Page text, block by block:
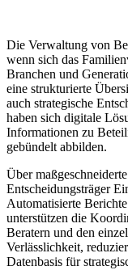
Die Verwaltung von
wenn sich das
Branchen und
eine strukturierte
auch strategische
haben sich digitale
Informationen zu
gebündelt abbilden.
Über
Entscheidungsträger
Automatisierte
unterstützen die
Beratern und den
Verlässlichkeit,
Datenbasis für